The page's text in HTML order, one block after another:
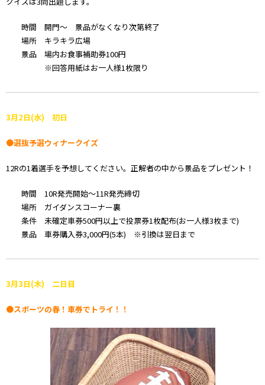
時間 開門～ 景品がなくなり次第終了
場所 キラキラ広場
景品 場内お食事補助券100円
※回答用紙はお一人様1枚限り
3月2日(水) 初日
●選抜予選ウィナークイズ
12Rの1着選手を予想してください。正解者の中から景品をプレゼント！
時間 10R発売開始～11R発売締切
場所 ガイダンスコーナー裏
条件 未確定車券500円以上で投票券1枚配布(お一人様3枚まで)
景品 車券購入券3,000円(5本) ※引換は翌日まで
3月3日(木) 二日目
●スポーツの春！車券でトライ！！